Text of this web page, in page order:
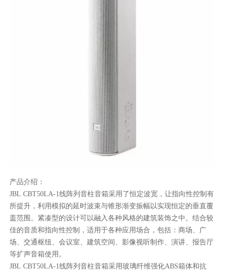
产品介绍：
JBL CBT50LA-1线阵列音柱音箱采用了恒定波宽，让指向性控制有
所提升，利用模拟的延时波束与锥形渐变振幅以实现恒定的垂直覆
盖范围。紧凑型的设计可以融入各种风格的建筑装饰之中。结合较
佳的音质和指向性控制，适用于各种应用场合，包括：商场、广
场、交通枢纽、会议室、建筑空间、影像视听制作、演讲、报告厅
等扩声音箱使用。
JBL CBT50LA-1线阵列音柱音箱采用玻璃纤维强化ABS箱体和抗